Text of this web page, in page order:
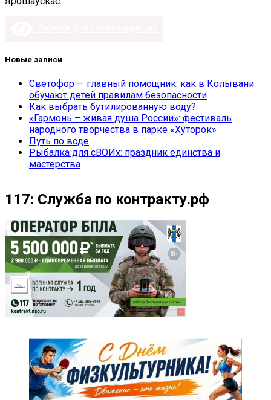
Новые записи
Светофор — главный помощник: как в Колывани
обучают детей правилам безопасности
Как выбрать бутилированную воду?
«Гармонь – живая душа России»: фестиваль
народного творчества в парке «Хуторок»
Путь по воде
Рыбалка для сВОИх: праздник единства и
мастерства
117: Служба по контракту.рф